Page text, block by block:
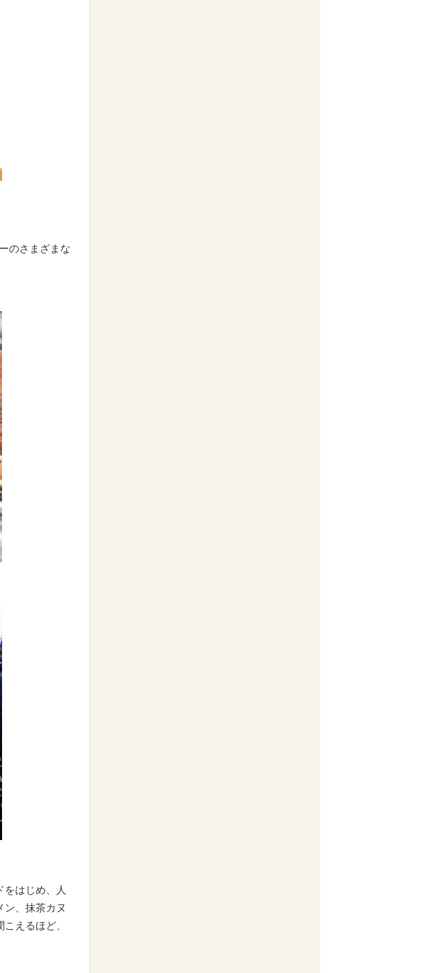
のさまざまな
をはじめ、人
、抹茶カヌ
えるほど、